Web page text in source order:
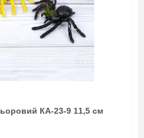
КА-23-9 11,5 см